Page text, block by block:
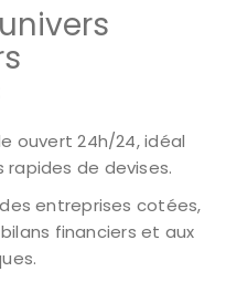
ouvert 24h/24, idéal
de devises.
entreprises cotées,
financiers et aux